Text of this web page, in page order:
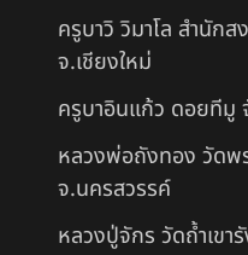
ครูบาวิ วิมาโล สำนัก
จ.เชียงใหม่
ครูบาอินแก้ว ดอยทีมู
หลวงพ่อถังทอง วัดพ
จ.นครสวรรค์
หลวงปู่จักร วัดถ้ำเขา